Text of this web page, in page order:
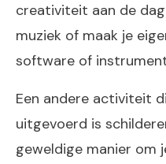
creativiteit aan de
muziek of maak je
software of
Een andere activiteit
uitgevoerd is
geweldige manier om